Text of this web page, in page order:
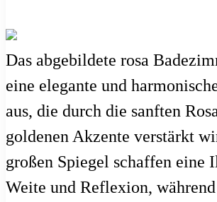
Das abgebildete rosa
eine elegante und
aus, die durch die sanften
goldenen Akzente verstärkt
großen Spiegel schaffen eine
Weite und Reflexion,